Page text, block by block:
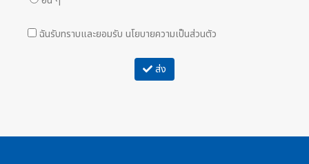
ฉันรับทราบและยอมรับ นโยบายความเป็นส่วนตัว
ส่ง